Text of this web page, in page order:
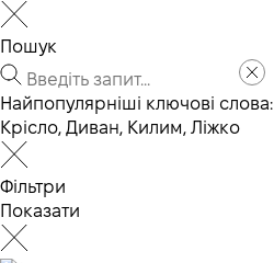
Пошук
Найпопулярніші ключові слова:
Крісло, Диван, Килим, Ліжко
Фільтри
Показати